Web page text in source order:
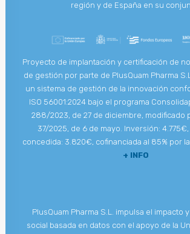
región y de España en su
Proyecto de implantación y certificación de
de gestión por parte de PlusQuam Pharma
un sistema de gestión de la innovación
ISO 56001:2024 bajo el programa
288/2023, de 27 de diciembre, modificado
37/2025, de 6 de mayo. Inversión:
concedida: 3.820€, cofinanciada al 85% por
+ INFO
PlusQuam Pharma S.L. impulsa el impacto
social basada en datos con el apoyo de la